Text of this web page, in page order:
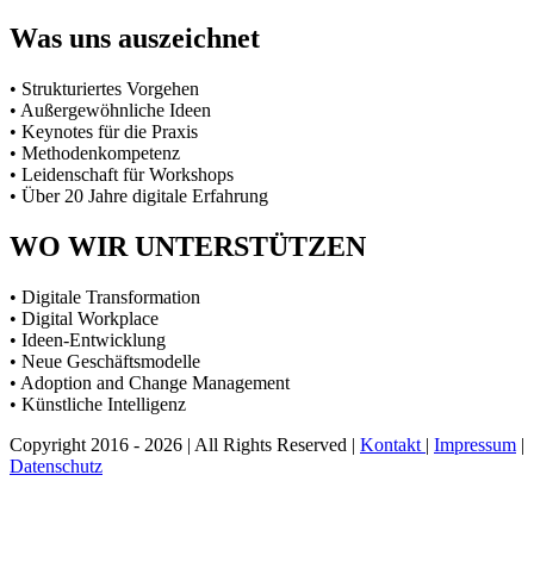
Was uns auszeichnet
• Strukturiertes Vorgehen
• Außergewöhnliche Ideen
• Keynotes für die Praxis
• Methodenkompetenz
• Leidenschaft für Workshops
• Über 20 Jahre digitale Erfahrung
WO WIR UNTERSTÜTZEN
• Digitale Transformation
• Digital Workplace
• Ideen-Entwicklung
• Neue Geschäftsmodelle
• Adoption and Change Management
• Künstliche Intelligenz
Copyright 2016 - 2026 | All Rights Reserved | Kontakt | Impressum |
Datenschutz